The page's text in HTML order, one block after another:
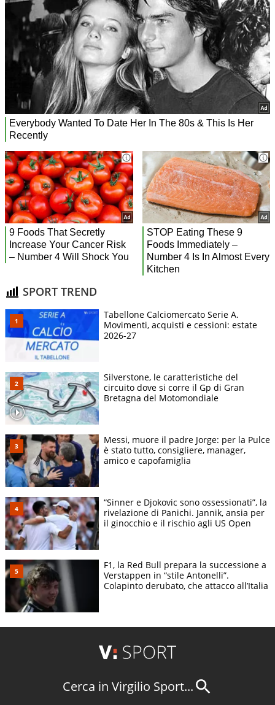
SPORT TREND
Tabellone Calciomercato Serie A.
Movimenti, acquisti e cessioni: estate
2026-27
Silverstone, le caratteristiche del
circuito dove si corre il Gp di Gran
Bretagna del Motomondiale
Messi, muore il padre Jorge: per la Pulce
è stato tutto, consigliere, manager,
amico e capofamiglia
“Sinner e Djokovic sono ossessionati”, la
rivelazione di Panichi. Jannik, ansia per
il ginocchio e il rischio agli US Open
F1, la Red Bull prepara la successione a
Verstappen in “stile Antonelli”.
Colapinto derubato, che attacco all’Italia
Cerca in Virgilio Sport...